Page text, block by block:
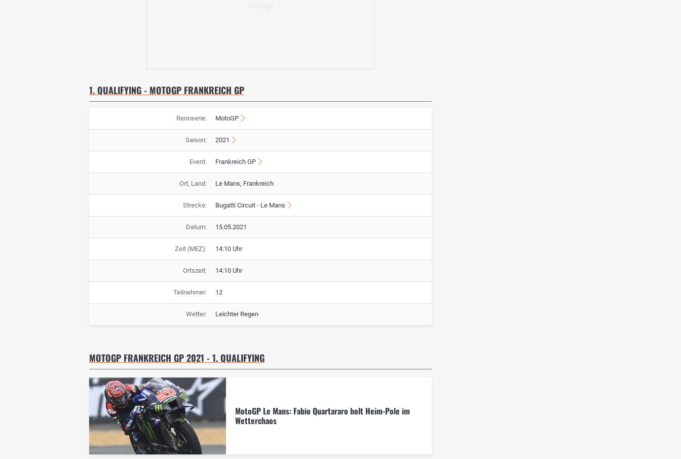
1. QUALIFYING - MOTOGP FRANKREICH GP
Rennserie: MotoGP
Saison: 2021
Event: Frankreich GP
Ort, Land: Le Mans, Frankreich
Strecke: Bugatti Circuit - Le Mans
Datum: 15.05.2021
Zeit (MEZ): 14:10 Uhr
Ortszeit: 14:10 Uhr
Teilnehmer: 12
Wetter: Leichter Regen
MOTOGP FRANKREICH GP 2021 - 1. QUALIFYING
MotoGP Le Mans: Fabio Quartararo holt Heim-Pole im
Wetterchaos